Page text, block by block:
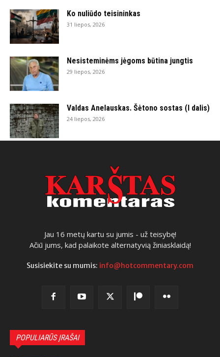
Ko nuliūdo teisininkas
31 liepos, 2026
Nesisteminėms jėgoms būtina jungtis
29 liepos, 2026
Valdas Anelauskas. Šėtono sostas (I dalis)
24 liepos, 2026
Jau 16 metų kartu su jumis - už teisybę!
Ačiū jums, kad palaikote alternatyvią žiniasklaidą!
Susisiekite su mumis: info@hotcommentary.com
POPULIARŪS ĮRAŠAI